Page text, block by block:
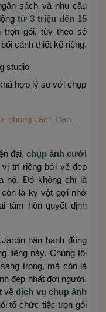
sách và nhu cầu
từ 3 triệu đến 15
trọn gói, tùy theo số
cảnh thiết kế riêng.
hợp lý so với chụp
phong cách Hàn
đại, chụp ảnh cưới
trí riêng bởi vẻ đẹp
nó. Đó không chỉ là
là kỷ vật gợi nhớ
tâm hồn quyết định
hân hạnh đồng
liêng này. Chúng tôi
trọng, mà còn là
đẹp nhất đời người.
vềdịch vụ chụp ảnh
tổ chức tiệc trọn gói